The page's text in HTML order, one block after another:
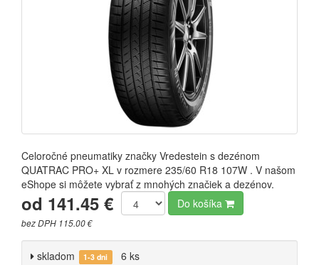
Celoročné pneumatiky značky Vredestein s dezénom
QUATRAC PRO+ XL v rozmere 235/60 R18 107W . V našom
eShope si môžete vybrať z mnohých značiek a dezénov.
od 141.45 €
bez DPH 115.00 €
Do košíka
skladom 1-3 dni
6 ks